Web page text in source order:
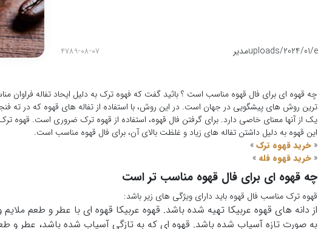
مدیر 4789-08-07
چه قهوه ای برای فال قهوه مناسب است ؟ باثید گفت که فهوه ترک به دلیل ایحاد تفاله
ترین روش های پیشگویی در جهان است. در این روش، با استفاده از تفاله های قهوه که در ته
یک از آنها معنای خاصی دارد. برای گرفتن فال قهوه، استفاده از قهوه ترک ضروری است.
این قهوه به دلیل داشتن تفاله های زیاد و غلظت بالای آن، برای فال قهوه مناسب است.
« خرید قهوه ترک»
« خرید قهوه فله »
چه قهوه ای برای فال قهوه مناسب تر است
قهوه ترک مناسب فال قهوه باید دارای ویژگی های زیر باشد:
از دانه های قهوه عربیکا تهیه شده باشد. قهوه عربیکا قهوه ای با عطر و طعم
به صورت تازه آسیاب شده باشد. قهوه ای که به تازگی آسیاب شده باشد، عطر و